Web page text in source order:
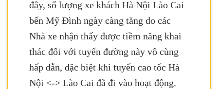
đây, số lượng xe khách Hà Nội Lào Cai
bến Mỹ Đình ngày càng tăng do các
Nhà xe nhận thấy được tiềm năng khai
thác đối với tuyến đường này vô cùng
hấp dẫn, đặc biệt khi tuyến cao tốc Hà
Nội <-> Lào Cai đã đi vào hoạt động.